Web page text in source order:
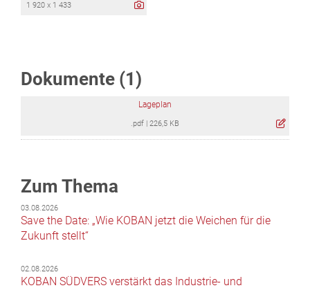
1 920 x 1 433
Dokumente (1)
Lageplan
.pdf 226,5 KB
Zum Thema
03.08.2026
Save the Date: „Wie KOBAN jetzt die Weichen für die
Zukunft stellt“
02.08.2026
KOBAN SÜDVERS verstärkt das Industrie- und